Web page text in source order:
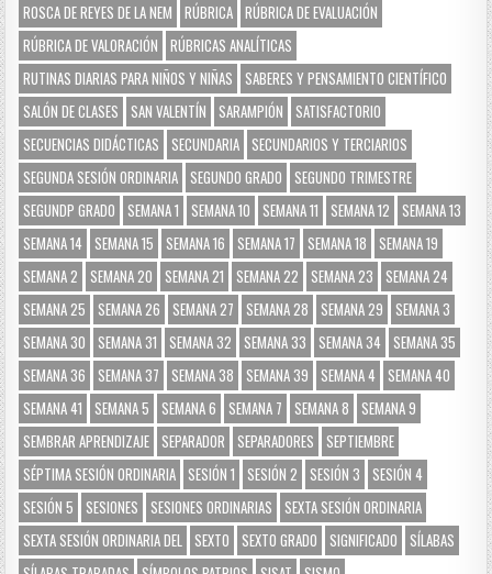
ROSCA DE REYES DE LA NEM
RÚBRICA RÚBRICA DE EVALUACIÓN
RÚBRICA DE VALORACIÓN
RÚBRICAS ANALÍTICAS
RUTINAS DIARIAS PARA NIÑOS Y NIÑAS
SABERES Y PENSAMIENTO CIENTÍFICO
SALÓN DE CLASES
SAN VALENTÍN SARAMPIÓN
SATISFACTORIO
SECUENCIAS DIDÁCTICAS
SECUNDARIA SECUNDARIOS Y TERCIARIOS
SEGUNDA SESIÓN ORDINARIA SEGUNDO GRADO
SEGUNDO TRIMESTRE
SEGUNDP GRADO
SEMANA 1 SEMANA 10 SEMANA 11 SEMANA 12
SEMANA 13
SEMANA 14
SEMANA 15 SEMANA 16 SEMANA 17 SEMANA 18
SEMANA 19
SEMANA 2
SEMANA 20 SEMANA 21 SEMANA 22 SEMANA 23
SEMANA 24
SEMANA 25
SEMANA 26 SEMANA 27 SEMANA 28 SEMANA 29
SEMANA 3
SEMANA 30
SEMANA 31 SEMANA 32 SEMANA 33 SEMANA 34
SEMANA 35
SEMANA 36
SEMANA 37 SEMANA 38 SEMANA 39 SEMANA 4
SEMANA 40
SEMANA 41
SEMANA 5 SEMANA 6 SEMANA 7 SEMANA 8
SEMANA 9
SEMBRAR APRENDIZAJE SEPARADOR SEPARADORES
SEPTIEMBRE
SÉPTIMA SESIÓN ORDINARIA SESIÓN 1 SESIÓN 2 SESIÓN 3
SESIÓN 4
SESIÓN 5
SESIONES SESIONES ORDINARIAS
SEXTA SESIÓN ORDINARIA
SEXTA SESIÓN ORDINARIA DEL SEXTO SEXTO GRADO SIGNIFICADO
SÍLABAS